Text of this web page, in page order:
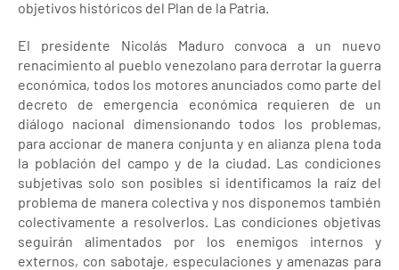
objetivos históricos del Plan de la Patria.
El presidente Nicolás Maduro convoca a un nuevo
renacimiento al pueblo venezolano para derrotar la guerra
económica, todos los motores anunciados como parte del
decreto de emergencia económica requieren de un
diálogo nacional dimensionando todos los problemas,
para accionar de manera conjunta y en alianza plena toda
la población del campo y de la ciudad. Las condiciones
subjetivas solo son posibles si identificamos la raíz del
problema de manera colectiva y nos disponemos también
colectivamente a resolverlos. Las condiciones objetivas
seguirán alimentados por los enemigos internos y
externos, con sabotaje, especulaciones y amenazas para